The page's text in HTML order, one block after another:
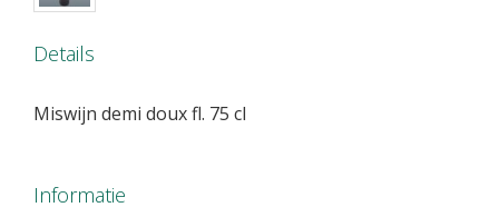
Details
Miswijn demi doux fl. 75 cl
Informatie